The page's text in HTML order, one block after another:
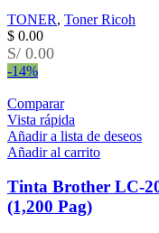
TONER, Toner Ricoh
$ 0.00
S/ 0.00
-14%
Comparar
Vista rápida
Añadir a lista de deseos
Añadir al carrito
Tinta Brother LC-
(1,200 Pag)